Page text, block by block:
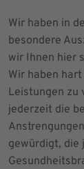
Wir haben in
besondere
wir Ihnen hier
Wir haben
Leistungen zu
jederzeit die
gewürdigt, die